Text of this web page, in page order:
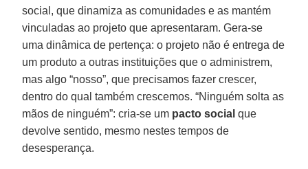
social, que dinamiza as comunidades e as mantém
vinculadas ao projeto que apresentaram. Gera-se
uma dinâmica de pertença: o projeto não é entrega de
um produto a outras instituições que o administrem,
mas algo “nosso”, que precisamos fazer crescer,
dentro do qual também crescemos. “Ninguém solta as
mãos de ninguém”: cria-se um pacto social que
devolve sentido, mesmo nestes tempos de
desesperança.